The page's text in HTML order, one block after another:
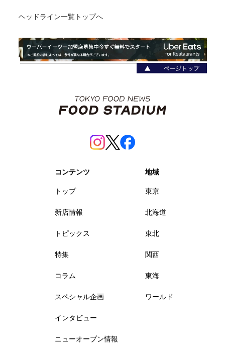
ヘッドライン一覧トップへ
コンテンツ
トップ
新店情報
トピックス
特集
コラム
スペシャル企画
インタビュー
ニューオープン情報
地域
東京
北海道
東北
関西
東海
ワールド